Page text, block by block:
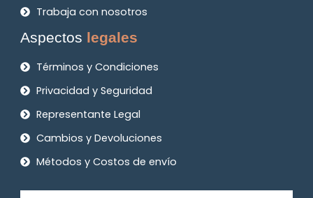
Trabaja con nosotros
Aspectos legales
Términos y Condiciones
Privacidad y Seguridad
Representante Legal
Cambios y Devoluciones
Métodos y Costos de envío